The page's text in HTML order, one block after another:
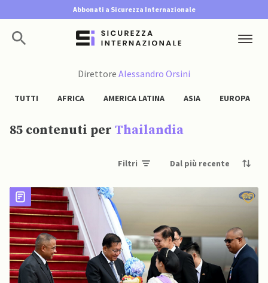
Abbonati a Sicurezza Internazionale
Direttore Alessandro Orsini
TUTTI AFRICA AMERICA LATINA ASIA EUROPA
85 contenuti per Thailandia
Filtri